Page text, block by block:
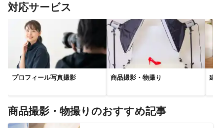
四街道市
長生村
大網白里市
佐倉市 流山市 柏市 八街市
東金市
印西市
我孫子市 酒々井町 九十九里町
山武市
富里市
栄町 野田市 芝山町 横芝光町
成田市
多古町
匝瑳市 神崎町 香取市 旭市 東庄町 銚子市
【静岡県】
清水町
小山町 御殿場市 長泉町 東伊豆町
対応サービス
プロフィール写真撮影 商品撮影・物撮り 建
商品撮影・物撮りのおすすめ記事